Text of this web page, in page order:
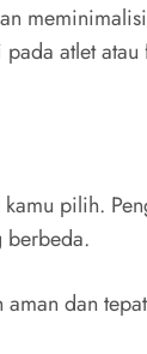
atlet atau
pilih.
berbeda.
dan